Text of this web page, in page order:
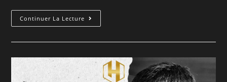
Continuer La Lecture